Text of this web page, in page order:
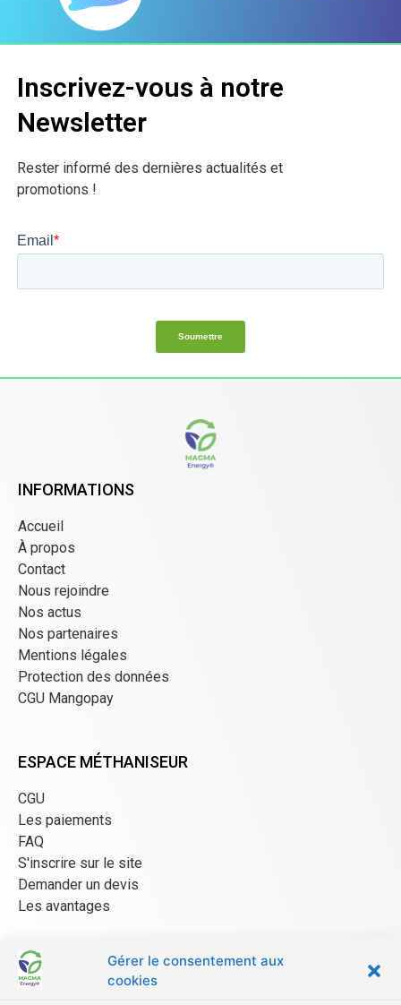
Gérer le consentement aux
cookies
Inscrivez-vous à notre
Newsletter
Rester informé des dernières actualités et
promotions !
INFORMATIONS
Accueil
À propos
Contact
Nous rejoindre
Nos actus
Nos partenaires
Mentions légales
Protection des données
CGU Mangopay
ESPACE MÉTHANISEUR
CGU
Les paiements
FAQ
S'inscrire sur le site
Demander un devis
Les avantages
ESPACE FOURNISSEUR